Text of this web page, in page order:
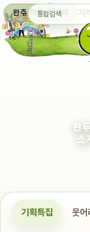
완주 마을 소식지 지
통합검색
완
소
기획특집 웃어